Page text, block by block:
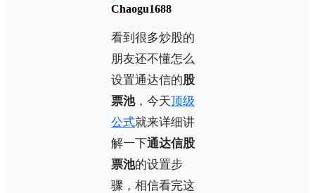
Chaogu1688
看到很多炒股的
朋友还不懂怎么
设置通达信的股
票池，今天顶级
公式就来详细讲
解一下通达信股
票池的设置步
骤，相信看完这